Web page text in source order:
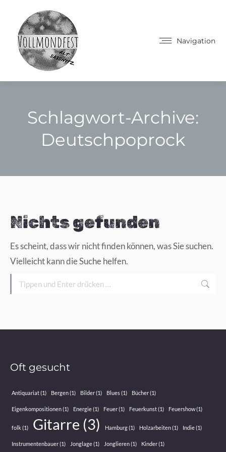
Navigation
Schlagwort-Archive:
Deutschpoprock
Nichts gefunden
Es scheint, dass wir nicht finden können, was Sie suchen.
Vielleicht kann die Suche helfen.
Search:
Oft gesucht
Antiquariat(1) Bergen(1) Bilder(1) Blues(1) Bücher(1)
Eigenkompositionen(1) Energie(1) Feuer(1) Feuerkunst(1) Feuershow(1)
folk (1) Gitarre (3) Hamburg(1) Holzarbeiten(1) Indie(1)
Instrumentenbauer(1) Jonglage(1) Jonglieren(1) Kinder(1)